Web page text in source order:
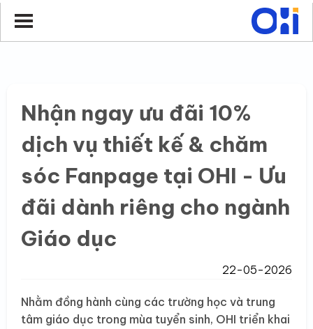
Nhận ngay ưu đãi 10%
dịch vụ thiết kế & chăm
sóc Fanpage tại OHI - Ưu
đãi dành riêng cho ngành
Giáo dục
22-05-2026
Nhằm đồng hành cùng các trường học và trung
tâm giáo dục trong mùa tuyển sinh, OHI triển khai